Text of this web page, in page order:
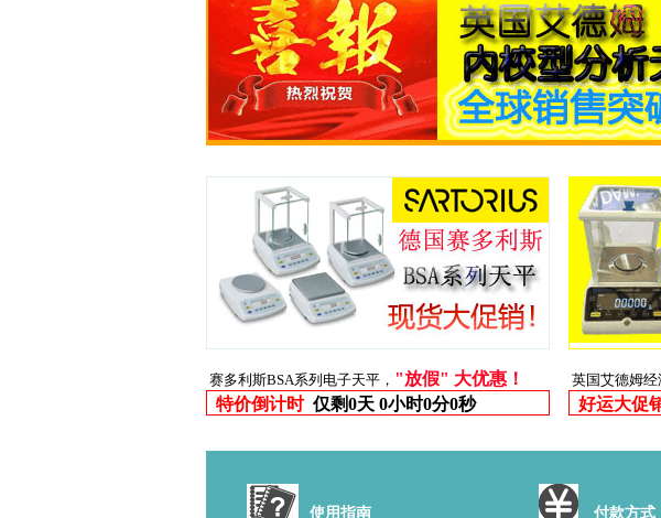
赛多利斯BSA系列电子天平， "放假" 大优惠！
特价倒计时 仅剩0天 0小时0分0秒
英国艾德姆经
好运大促
使用指南 付款方式